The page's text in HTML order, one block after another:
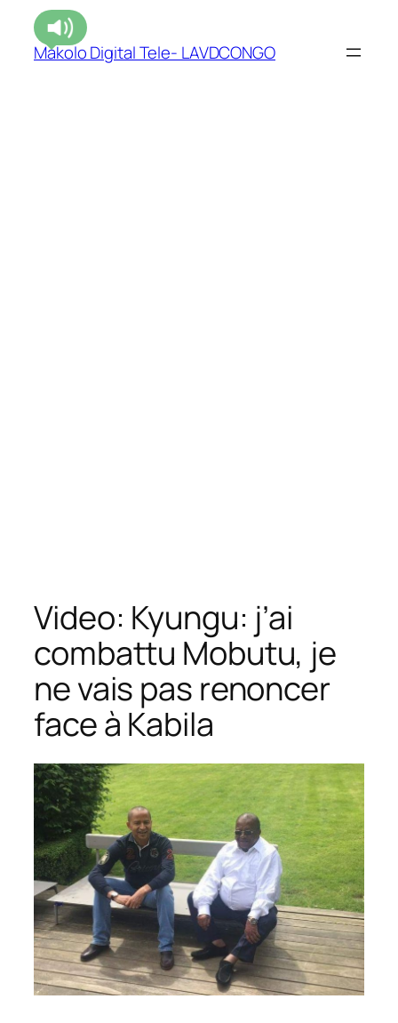
Makolo Digital Tele- LAVDCONGO
Video: Kyungu: j’ai
combattu Mobutu, je
ne vais pas renoncer
face à Kabila